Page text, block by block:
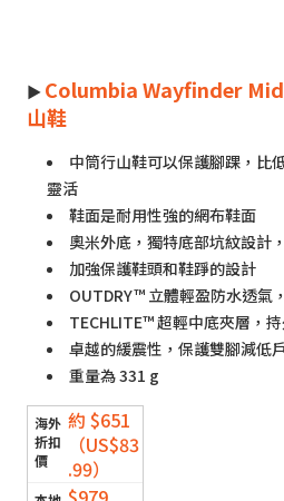
► Columbia Wayfinder
山鞋
中筒行山鞋可以保護腳踝，比
靈活
鞋面是耐用性強的網布鞋面
奧米外底，獨特底部坑紋設計
加強保護鞋頭和鞋踭的設計
OUTDRY™ 立體輕盈防水透氣
TECHLITE™ 超輕中底夾層，
卓越的緩震性，保護雙腳減低
重量為 331 g
約 $651
（US$83
.99）